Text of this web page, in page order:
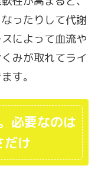
ったりして代謝
によって血流や
みが取れてライ
す。
必要なのは
だけ